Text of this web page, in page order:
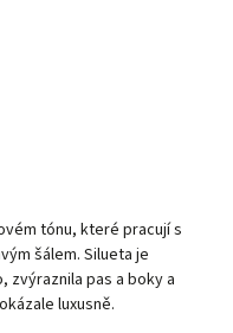
tónu, které pracují s
šálem. Silueta je
zvýraznila pas a boky a
luxusně.